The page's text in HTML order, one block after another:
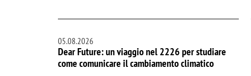
05.08.2026
Dear Future: un viaggio nel 2226 per studiare
come comunicare il cambiamento climatico